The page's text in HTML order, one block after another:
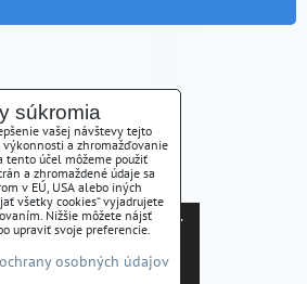
kvality ISO 9001
súkromia
vašej návštevy tejto
a zhromažďovanie
tento účel môžeme použiť
a zhromaždené údaje sa
v EÚ, USA alebo iných
všetky cookies“ vyjadrujete
Nižšie môžete nájsť
upraviť svoje preferencie.
osobných údajov
používajú súbory cookies.
súboroch cookies a
používaniu nájdete na